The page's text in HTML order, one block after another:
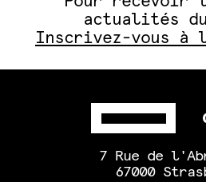
actualités du
Inscrivez-vous à
7 Rue de
67000